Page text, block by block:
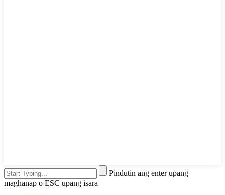
Pindutin ang enter upang
maghanap o ESC upang isara